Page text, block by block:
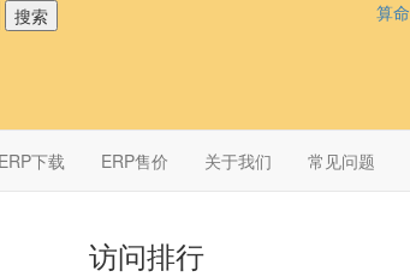
算命
ERP下载 ERP售价 关于我们 常见问题
访问排行